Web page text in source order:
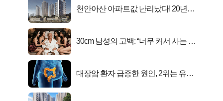
천안아산 아파트값 난리났다! 20년
30cm 남성의 고백: “너무 커서 사는 게
대장암 환자 급증한 원인, 2위는 유산